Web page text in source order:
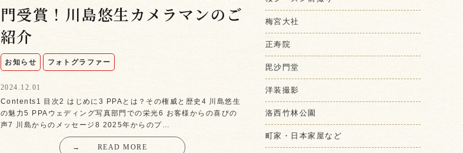
門受賞！川島悠生カメラマンのご
紹介
お知らせ フォトグラファー
2024.12.01
Contents1 目次2 はじめに3 PPAとは？その権威と歴史4 川島悠生
の魅力5 PPAウェディング写真部門での栄光6 お客様からの喜びの
声7 川島からのメッセージ8 2025年からのプ…
→ READ MORE
梅宮大社
正寿院
毘沙門堂
洋装撮影
洛西竹林公園
町家・日本家屋など